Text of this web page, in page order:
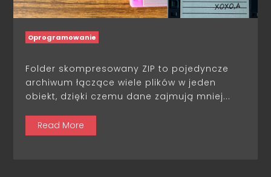
Oprogramowanie
Folder skompresowany ZIP to pojedyncze
archiwum łączące wiele plików w jeden
obiekt, dzięki czemu dane zajmują mniej...
Read More